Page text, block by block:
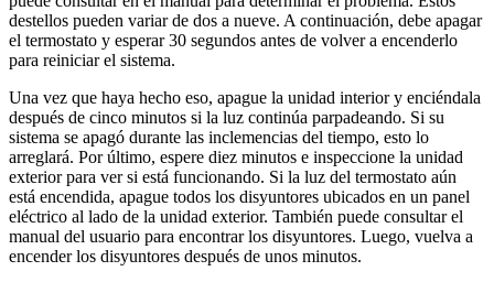
destellos pueden variar de dos a nueve. A continuación, debe apagar
el termostato y esperar 30 segundos antes de volver a encenderlo
para reiniciar el sistema.
Una vez que haya hecho eso, apague la unidad interior y enciéndala
después de cinco minutos si la luz continúa parpadeando. Si su
sistema se apagó durante las inclemencias del tiempo, esto lo
arreglará. Por último, espere diez minutos e inspeccione la unidad
exterior para ver si está funcionando. Si la luz del termostato aún
está encendida, apague todos los disyuntores ubicados en un panel
eléctrico al lado de la unidad exterior. También puede consultar el
manual del usuario para encontrar los disyuntores. Luego, vuelva a
encender los disyuntores después de unos minutos.